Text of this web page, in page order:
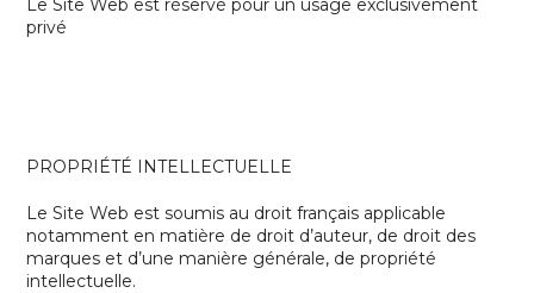
Le Site Web est réservé pour un usage exclusivement
privé
PROPRIÉTÉ INTELLECTUELLE
Le Site Web est soumis au droit français applicable
notamment en matière de droit d’auteur, de droit des
marques et d’une manière générale, de propriété
intellectuelle.